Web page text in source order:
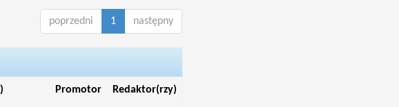
poprzedni 1 następny
Promotor Redaktor(rzy)